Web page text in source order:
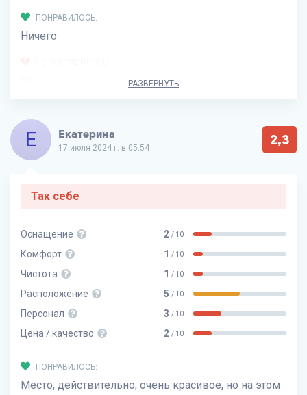
ПОНРАВИЛОСЬ:
Ничего
РАЗВЕРНУТЬ
Е Екатерина
17 июля 2024 г. в 05:54 2,3
Так себе
Оснащение 2 / 10
Комфорт 1 / 10
Чистота 1 / 10
Расположение 5 / 10
Персонал 3 / 10
Цена / качество 2 / 10
ПОНРАВИЛОСЬ:
Место, действительно, очень красивое, но на этом